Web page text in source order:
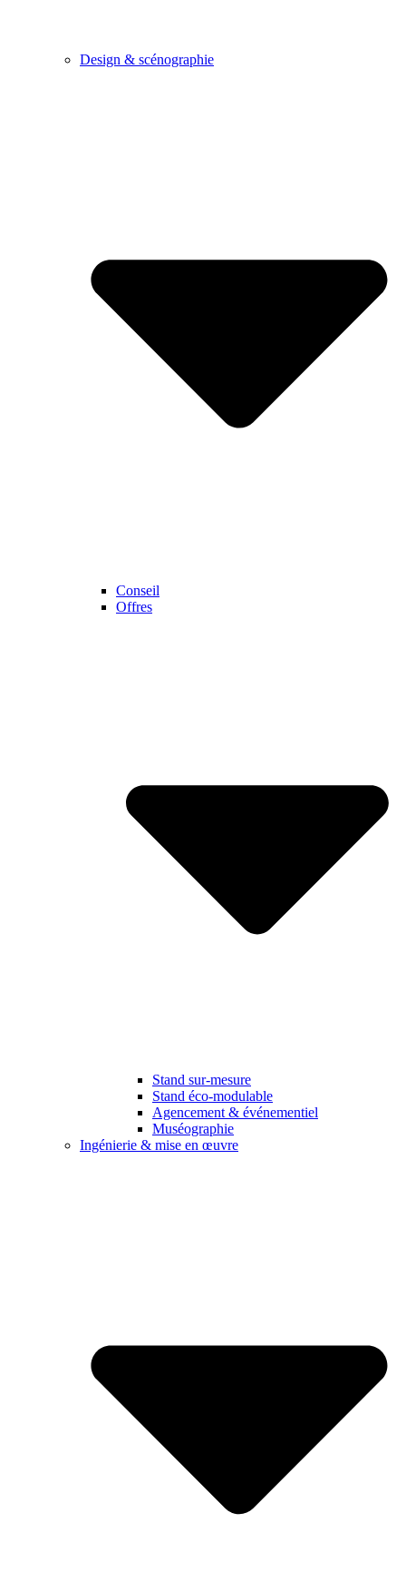
Design & scénographie
Conseil
Offres
Stand sur-mesure
Stand éco-modulable
Agencement & événementiel
Muséographie
Ingénierie & mise en œuvre